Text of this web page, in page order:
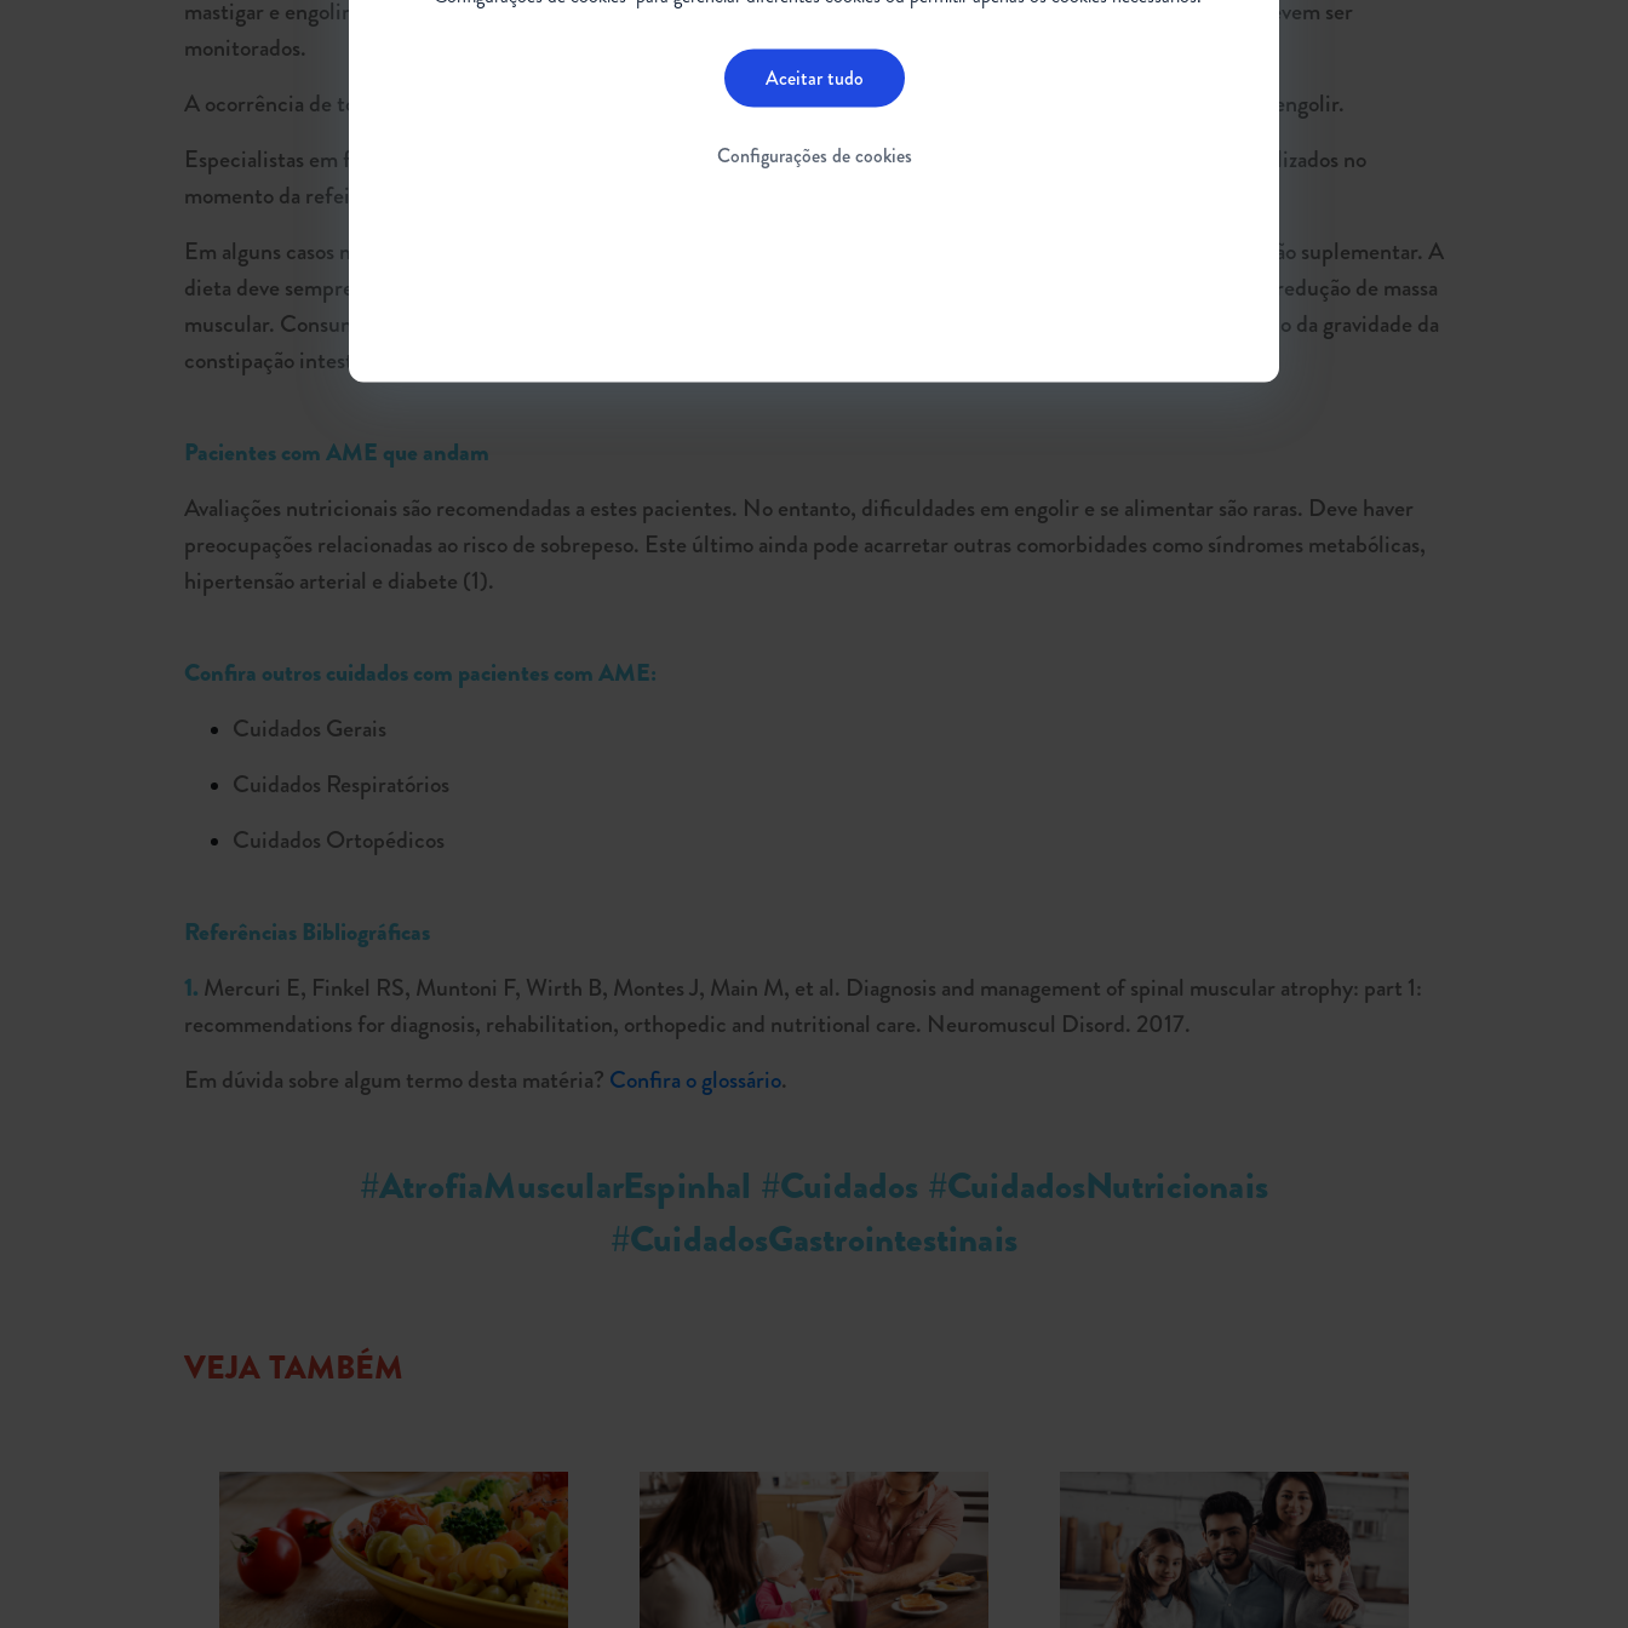
Aceitar tudo
Configurações de cookies
mastigar e engolir são frequentes nesse grupo, por isso o engasgo e a aspiração de líquidos e alimentos são riscos que devem ser
monitorados.
A ocorrência de tosse durante a alimentação deve ser investigada com exames que avaliam a capacidade de mastigar e engolir.
Especialistas em fonoaudiologia devem ser consultados para adaptação da consistência do alimento e dos utensílios utilizados no
momento da refeição, visando facilitar a ingestão, controlando a sua duração e segurança, conforme necessário.
Em alguns casos mais graves, suporte nutricional por sonda nasogástrica ou gastrostomia pode ser utilizado para nutrição suplementar. A
dieta deve sempre ser adequada às necessidades específicas de cada paciente, considerando nível de atividade física e redução de massa
muscular. Consumo de fibras, probióticos e agentes reguladores do intestino também podem ser adotados, dependendo da gravidade da
constipação intestinal.
Pacientes com AME que andam
Avaliações nutricionais são recomendadas a estes pacientes. No entanto, dificuldades em engolir e se alimentar são raras. Deve haver
preocupações relacionadas ao risco de sobrepeso. Este último ainda pode acarretar outras comorbidades como síndromes metabólicas,
hipertensão arterial e diabete (1).
Confira outros cuidados com pacientes com AME:
Cuidados Gerais
Cuidados Respiratórios
Cuidados Ortopédicos
Referências Bibliográficas
1. Mercuri E, Finkel RS, Muntoni F, Wirth B, Montes J, Main M, et al. Diagnosis and management of spinal muscular atrophy: part 1:
recommendations for diagnosis, rehabilitation, orthopedic and nutritional care. Neuromuscul Disord. 2017.
Em dúvida sobre algum termo desta matéria? Confira o glossário.
#AtrofiaMuscularEspinhal #Cuidados #CuidadosNutricionais
#CuidadosGastrointestinais
VEJA TAMBÉM